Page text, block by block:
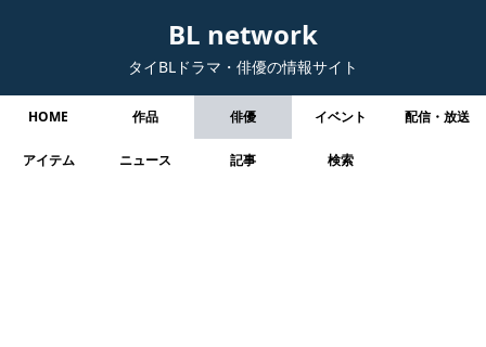
BL network
タイBLドラマ・俳優の情報サイト
HOME 作品 俳優 イベント 配信・放送
アイテム ニュース 記事 検索